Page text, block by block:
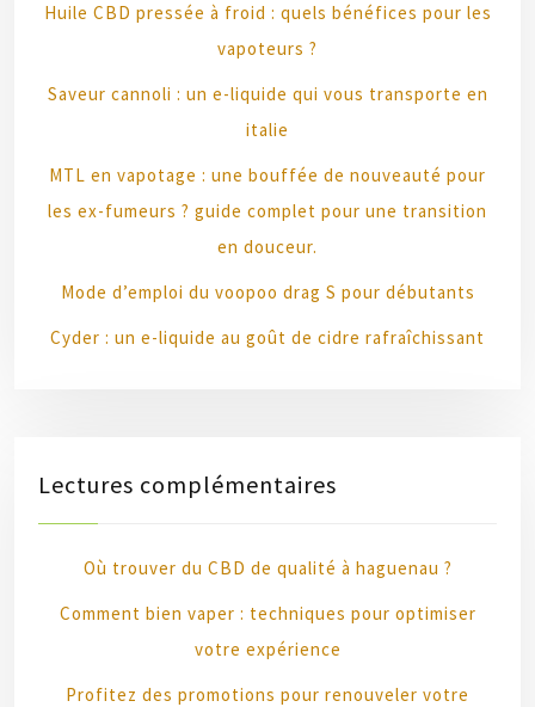
Huile CBD pressée à froid : quels bénéfices pour les
vapoteurs ?
Saveur cannoli : un e-liquide qui vous transporte en
italie
MTL en vapotage : une bouffée de nouveauté pour
les ex-fumeurs ? guide complet pour une transition
en douceur.
Mode d’emploi du voopoo drag S pour débutants
Cyder : un e-liquide au goût de cidre rafraîchissant
Lectures complémentaires
Où trouver du CBD de qualité à haguenau ?
Comment bien vaper : techniques pour optimiser
votre expérience
Profitez des promotions pour renouveler votre